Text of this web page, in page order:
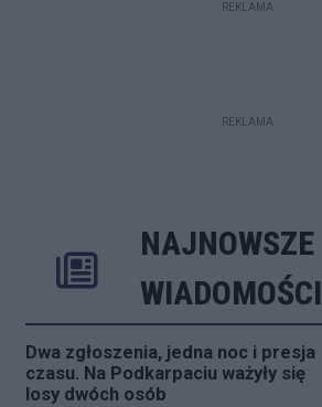
REKLAMA
REKLAMA
NAJNOWSZE
WIADOMOŚCI
Dwa zgłoszenia, jedna noc i presja
czasu. Na Podkarpaciu ważyły się
losy dwóch osób